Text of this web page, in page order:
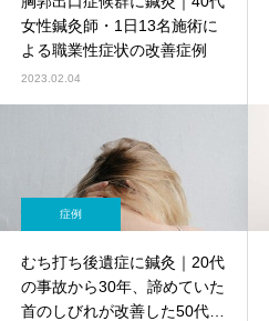
女性鍼灸師・1日13名施術に
よる職業性症状の改善症例
2023.02.04
症例
むち打ち後遺症に鍼灸｜20代
の事故から30年、諦めていた
首のしびれが改善した50代男